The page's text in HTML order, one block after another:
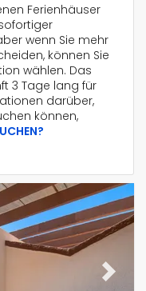
Ferienhäuser
wenn Sie mehr
können Sie
wählen. Das
3 Tage lang für
darüber,
können,
Next